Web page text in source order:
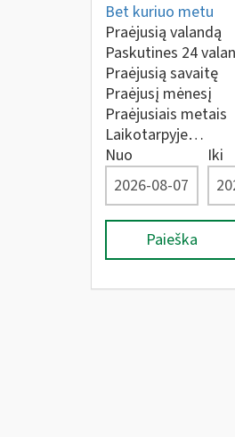
Bet kuriuo metu
Praėjusią valandą
Paskutines 24
Praėjusią savaitę
Praėjusį mėnesį
Praėjusiais metais
Laikotarpyje…
Nuo
Iki
Paieška